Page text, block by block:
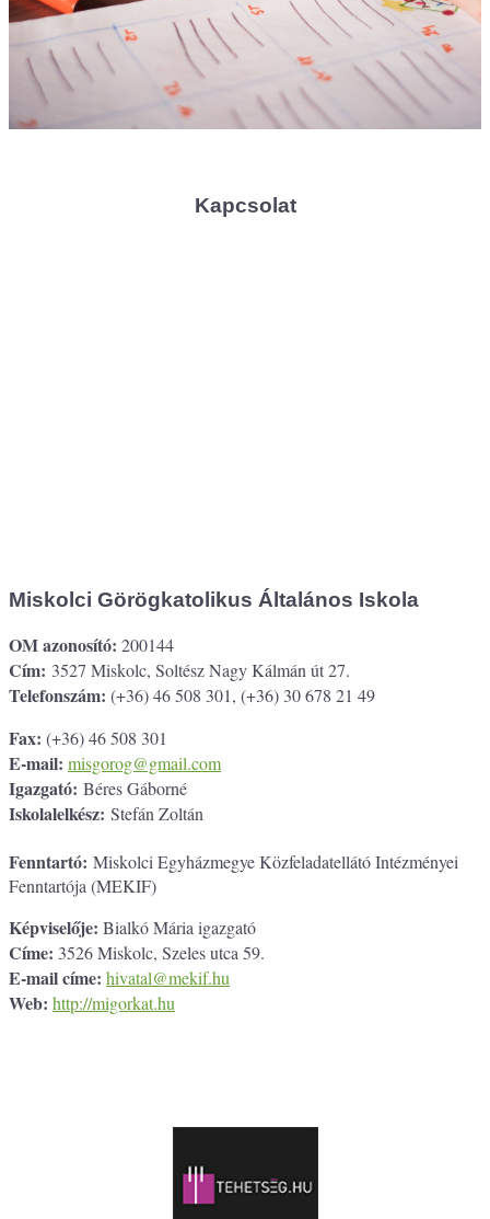
Kapcsolat
Miskolci Görögkatolikus Általános Iskola
OM azonosító: 200144
Cím: 3527 Miskolc, Soltész Nagy Kálmán út 27.
Telefonszám: (+36) 46 508 301, (+36) 30 678 21 49
Fax: (+36) 46 508 301
E-mail: misgorog@gmail.com
Igazgató: Béres Gáborné
Iskolalelkész: Stefán Zoltán
Fenntartó: Miskolci Egyházmegye Közfeladatellátó Intézményei
Fenntartója (MEKIF)
Képviselője: Bialkó Mária igazgató
Címe: 3526 Miskolc, Szeles utca 59.
E-mail címe: hivatal@mekif.hu
Web: http://migorkat.hu